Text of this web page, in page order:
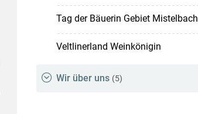
Tag der Bäuerin Gebiet Mistelbach
Veltlinerland Weinkönigin
Wir über uns (5)